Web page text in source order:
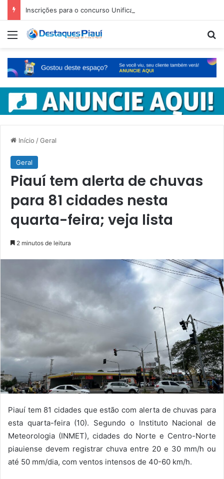
Menu
Início /Geral
Geral
Piauí tem alerta de chuvas
para 81 cidades nesta
quarta-feira; veja lista
2 minutos de leitura
Piauí tem 81 cidades que estão com alerta de chuvas para
esta quarta-feira (10). Segundo o Instituto Nacional de
Meteorologia (INMET), cidades do Norte e Centro-Norte
piauiense devem registrar chuva entre 20 e 30 mm/h ou
até 50 mm/dia, com ventos intensos de 40-60 km/h.